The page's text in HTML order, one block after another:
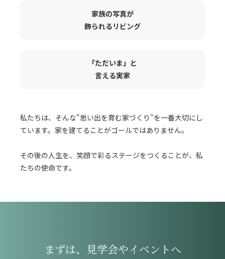
家族の写真が
飾られるリビング
「ただいま」と
言える実家
私たちは、そんな"思い出を育む家づくり"を一番大切にし
ています。家を建てることがゴールではありません。
その後の人生を、笑顔で彩るステージをつくることが、私
たちの使命です。
まずは、見学会やイベントへ